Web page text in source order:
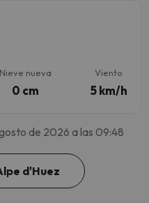
Nieve nueva
0 cm
Viento
5 km/h
de 2026 a las 09:48
d'Huez